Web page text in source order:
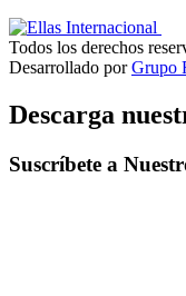
Todos los derechos
Desarrollado porGrupo
Descarga
Suscríbete a